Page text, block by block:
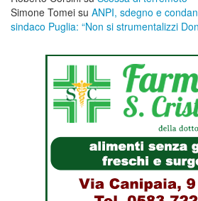
Simone Tomei su ANPI, sdegno e
sindaco Puglia: “Non si strumentalizzi